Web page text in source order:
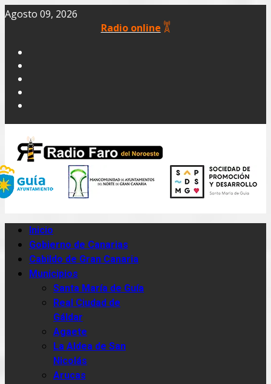
Agosto 09, 2026
Radio online
Inicio
Gobierno de Canarias
Cabildo de Gran Canaria
Municipios
Santa María de Guía
Real Ciudad de
Gáldar
Agaete
La Aldea de San
Nicolás
Arucas